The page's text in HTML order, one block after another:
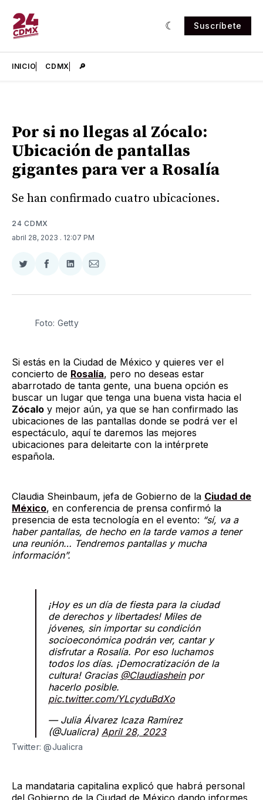
Suscríbete
INICIO CDMX 🔎
Por si no llegas al Zócalo:
Ubicación de pantallas
gigantes para ver a Rosalía
Se han confirmado cuatro ubicaciones.
24 CDMX
abril 28, 2023 . 12:07 PM
Compartir
Twitter
Compartir
Facebook
Compartir
LinkedIn
Compartir
Email
Foto: Getty
Si estás en la Ciudad de México y quieres ver el
concierto de Rosalía, pero no deseas estar
abarrotado de tanta gente, una buena opción es
buscar un lugar que tenga una buena vista hacia el
Zócalo y mejor aún, ya que se han confirmado las
ubicaciones de las pantallas donde se podrá ver el
espectáculo, aquí te daremos las mejores
ubicaciones para deleitarte con la intérprete
española.
Claudia Sheinbaum, jefa de Gobierno de la Ciudad de
México, en conferencia de prensa confirmó la
presencia de esta tecnología en el evento: “sí, va a
haber pantallas, de hecho en la tarde vamos a tener
una reunión… Tendremos pantallas y mucha
información”.
¡Hoy es un día de fiesta para la ciudad
de derechos y libertades! Miles de
jóvenes, sin importar su condición
socioeconómica podrán ver, cantar y
disfrutar a Rosalía. Por eso luchamos
todos los días. ¡Democratización de la
cultura! Gracias @Claudiasheinpor
hacerlo posible.
pic.twitter.com/YLcyduBdXo
— Julia Álvarez Icaza Ramírez
(@Jualicra) April 28, 2023
Twitter: @Jualicra
La mandataria capitalina explicó que habrá personal
del Gobierno de la Ciudad de México dando informes